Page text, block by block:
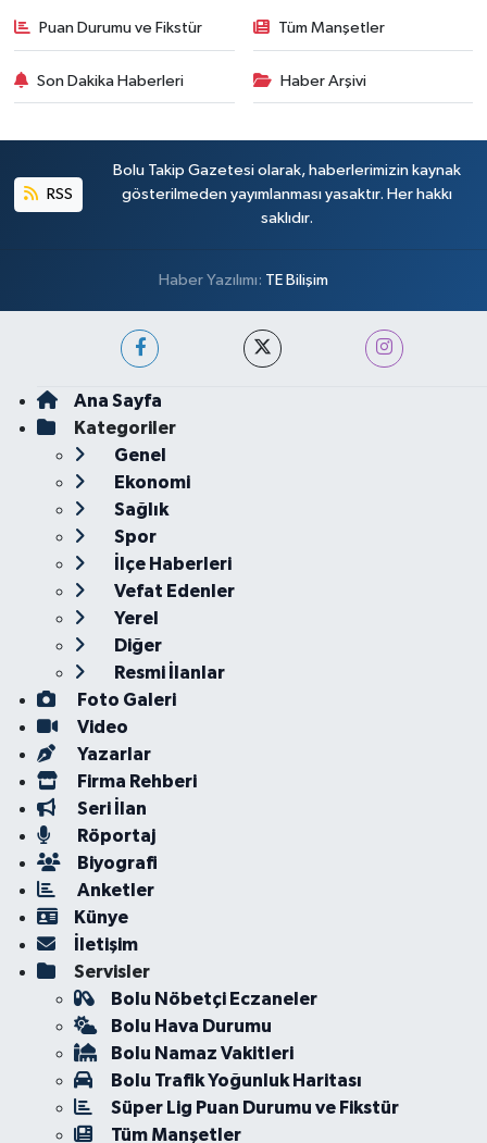
Puan Durumu ve Fikstür Tüm Manşetler
Son Dakika Haberleri Haber Arşivi
RSS
Bolu Takip Gazetesi olarak, haberlerimizin kaynak
gösterilmeden yayımlanması yasaktır. Her hakkı
saklıdır.
Haber Yazılımı: TE Bilişim
Ana Sayfa
Kategoriler
Genel
Ekonomi
Sağlık
Spor
İlçe Haberleri
Vefat Edenler
Yerel
Diğer
Resmi İlanlar
Foto Galeri
Video
Yazarlar
Firma Rehberi
Seri İlan
Röportaj
Biyografi
Anketler
Künye
İletişim
Servisler
Bolu Nöbetçi Eczaneler
Bolu Hava Durumu
Bolu Namaz Vakitleri
Bolu Trafik Yoğunluk Haritası
Süper Lig Puan Durumu ve Fikstür
Tüm Manşetler